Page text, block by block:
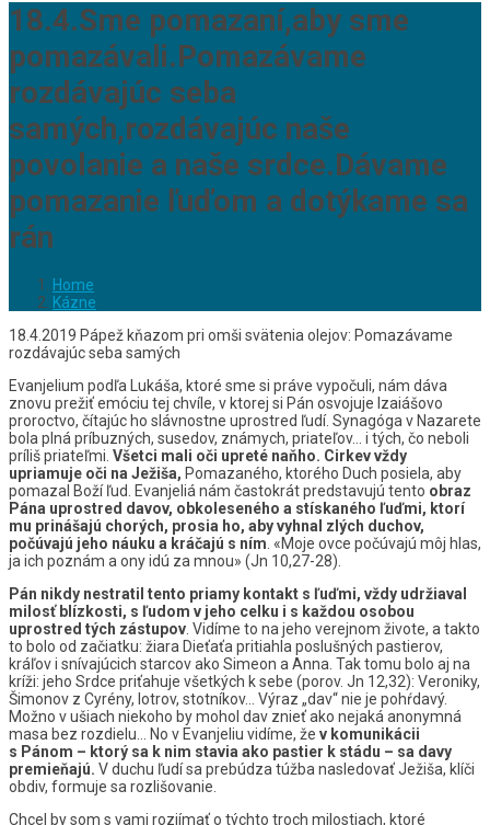
18.4.Sme pomazaní,aby sme
pomazávali.Pomazávame
rozdávajúc seba
samých,rozdávajúc naše
povolanie a naše srdce.Dávame
pomazanie ľuďom a dotýkame sa
rán
Home
Kázne
18.4.2019 Pápež kňazom pri omši svätenia olejov: Pomazávame
rozdávajúc seba samých
Evanjelium podľa Lukáša, ktoré sme si práve vypočuli, nám dáva
znovu prežiť emóciu tej chvíle, v ktorej si Pán osvojuje Izaiášovo
proroctvo, čítajúc ho slávnostne uprostred ľudí. Synagóga v Nazarete
bola plná príbuzných, susedov, známych, priateľov… i tých, čo neboli
príliš priateľmi. Všetci mali oči upreté naňho. Cirkev vždy
upriamuje oči na Ježiša, Pomazaného, ktorého Duch posiela, aby
pomazal Boží ľud. Evanjeliá nám častokrát predstavujú tento obraz
Pána uprostred davov, obkoleseného a stískaného ľuďmi, ktorí
mu prinášajú chorých, prosia ho, aby vyhnal zlých duchov,
počúvajú jeho náuku a kráčajú s ním . «Moje ovce počúvajú môj hlas,
ja ich poznám a ony idú za mnou» (Jn 10,27-28).
Pán nikdy nestratil tento priamy kontakt s ľuďmi, vždy udržiaval
milosť blízkosti, s ľudom v jeho celku i s každou osobou
uprostred tých zástupov . Vidíme to na jeho verejnom živote, a takto
to bolo od začiatku: žiara Dieťaťa pritiahla poslušných pastierov,
kráľov i snívajúcich starcov ako Simeon a Anna. Tak tomu bolo aj na
kríži: jeho Srdce priťahuje všetkých k sebe (porov. Jn 12,32): Veroniky,
Šimonov z Cyrény, lotrov, stotníkov… Výraz „dav“ nie je pohŕdavý.
Možno v ušiach niekoho by mohol dav znieť ako nejaká anonymná
masa bez rozdielu… No v Evanjeliu vidíme, že v komunikácii
s Pánom – ktorý sa k nim stavia ako pastier k stádu – sa davy
premieňajú. V duchu ľudí sa prebúdza túžba nasledovať Ježiša, klíči
obdiv, formuje sa rozlišovanie.
Chcel by som s vami rozjímať o týchto troch milostiach, ktoré